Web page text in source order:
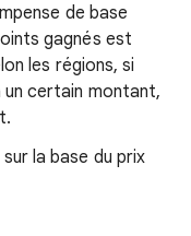
de base
gagnés est
les régions, si
certain montant,
la base du prix